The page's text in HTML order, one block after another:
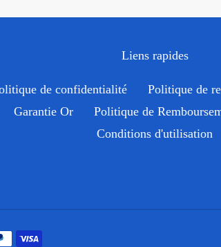
Liens rapides
de confidentialité Politique de
Garantie Or Politique de
Conditions d'utilisation